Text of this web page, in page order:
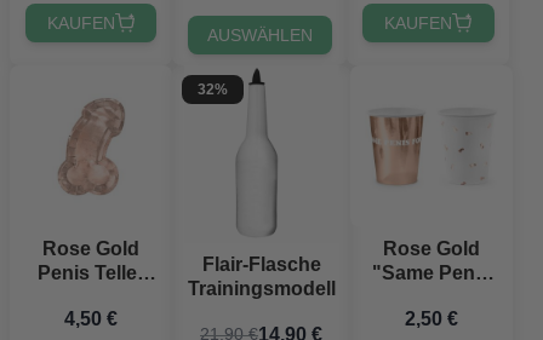
KAUFEN
AUSWÄHLEN
KAUFEN
Rose Gold
Penis Teller
15,5 cm
4,50 €
32%
Flair-Flasche
Trainingsmodell
21,90 €14,90 €
Rose Gold
"Same Penis
Pappbecher -
2,50 €